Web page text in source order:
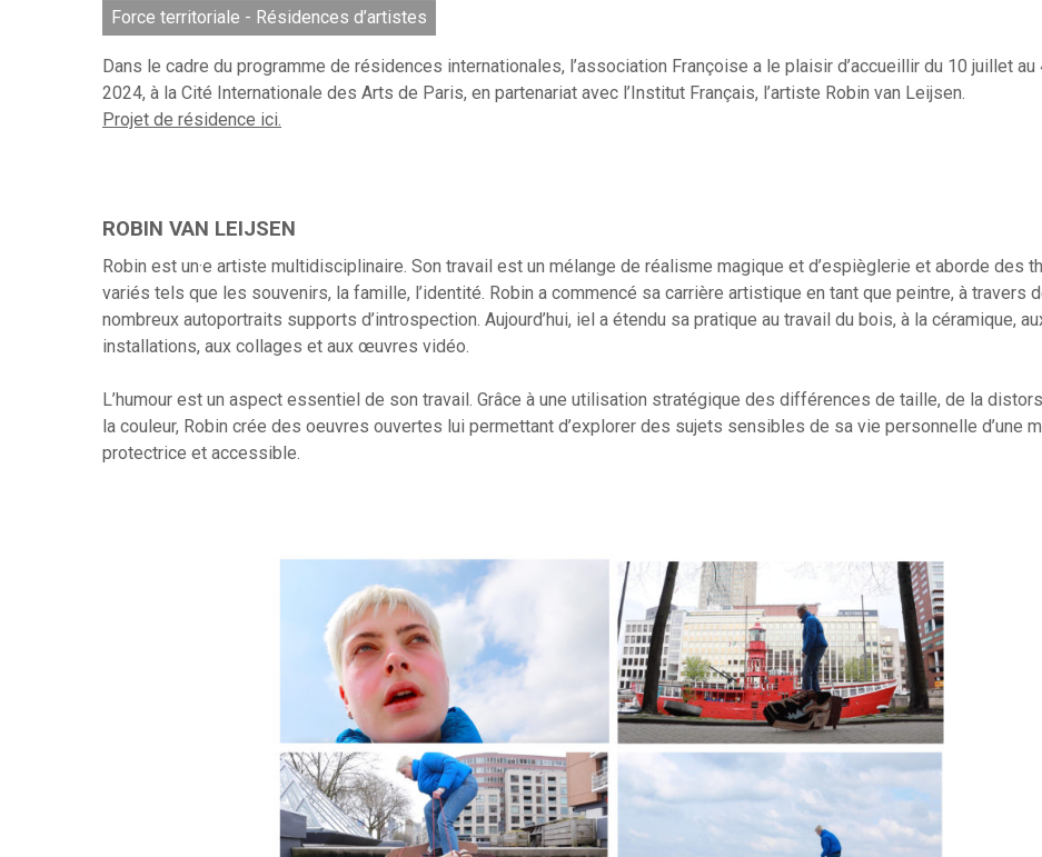
Force territoriale - Résidences d’artistes
Dans le cadre du programme de résidences internationales, l’association Françoise a le plaisir d’accueillir du 10 juillet au
2024, à la Cité Internationale des Arts de Paris, en partenariat avec l’Institut Français, l’artiste Robin van Leijsen.
Projet de résidence ici.
ROBIN VAN LEIJSEN
Robin est un·e artiste multidisciplinaire. Son travail est un mélange de réalisme magique et d’espièglerie et aborde des
variés tels que les souvenirs, la famille, l’identité. Robin a commencé sa carrière artistique en tant que peintre, à travers
nombreux autoportraits supports d’introspection. Aujourd’hui, iel a étendu sa pratique au travail du bois, à la céramique,
installations, aux collages et aux œuvres vidéo.
L’humour est un aspect essentiel de son travail. Grâce à une utilisation stratégique des différences de taille, de la
la couleur, Robin crée des oeuvres ouvertes lui permettant d’explorer des sujets sensibles de sa vie personnelle d’une
protectrice et accessible.